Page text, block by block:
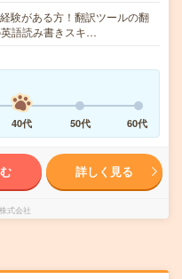
験がある方！翻訳ツールの翻
語読み書きスキ…
40代 50代 60代
詳しく見る
式会社